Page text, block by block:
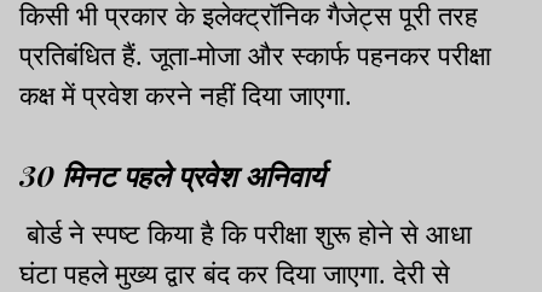
किसी भी प्रकार के इलेक्ट्रॉनिक गैजेट्स पूरी तरह
प्रतिबंधित हैं. जूता-मोजा और स्कार्फ पहनकर परीक्षा
कक्ष में प्रवेश करने नहीं दिया जाएगा.
30 मिनट पहले प्रवेश अनिवार्य
बोर्ड ने स्पष्ट किया है कि परीक्षा शुरू होने से आधा
घंटा पहले मुख्य द्वार बंद कर दिया जाएगा. देरी से